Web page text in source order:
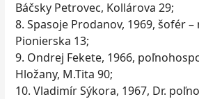
Báčsky Petrovec, Kollárova 29;
8. Spasoje Prodanov, 1969, šofér
Pionierska 13;
9. Ondrej Fekete, 1966,
Hložany, M.Tita 90;
10. Vladimír Sýkora, 1967, Dr.